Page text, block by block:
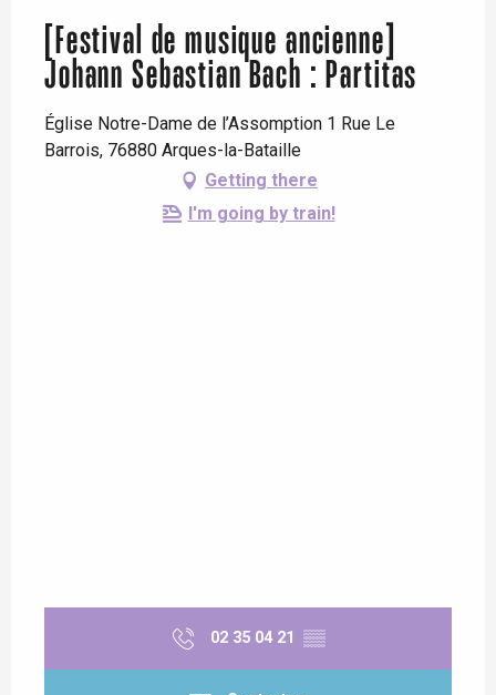
[Festival de musique ancienne]
Johann Sebastian Bach : Partitas
Église Notre-Dame de l’Assomption 1 Rue Le
Barrois, 76880 Arques-la-Bataille
Getting there
I'm going by train!
02 35 04 21 ▒▒